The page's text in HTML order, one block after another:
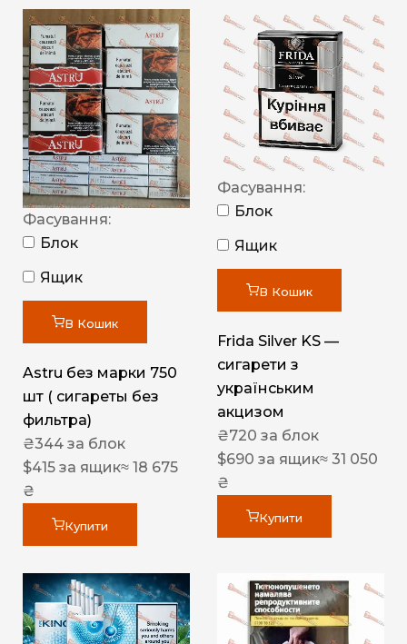
Фасування:
Блок
Ящик
В Кошик
Astru без марки 750
шт ( сигареты без
фильтра)
₴344 за блок
$415 за ящик≈ 18 675
₴
Купити
Фасування:
Блок
Ящик
В Кошик
Frida Silver KS —
сигарети з
українським
акцизом
₴720 за блок
$690 за ящик≈ 31 050
₴
Купити